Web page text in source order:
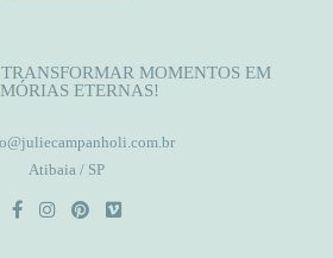
MOMENTOS EM
ETERNAS!
Atibaia / SP